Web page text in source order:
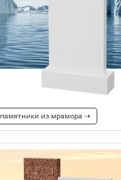
памятники из мрамора ⇢